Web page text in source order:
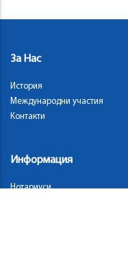
За Нас
История
Международни участия
Контакти
Информация
Нотариуси